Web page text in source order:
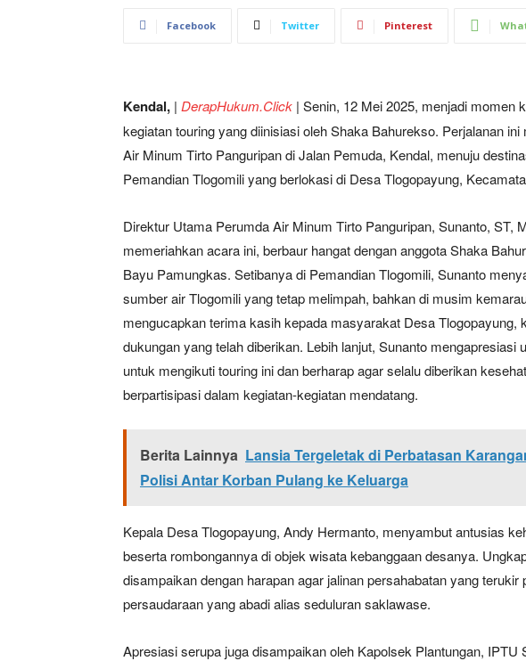
Facebook Twitter Pinterest
Kendal, | DerapHukum.Click | Senin, 12 Mei 2025, menjadi momen
kegiatan touring yang diinisiasi oleh Shaka Bahurekso. Perjalanan
Air Minum Tirto Panguripan di Jalan Pemuda, Kendal, menuju
Pemandian Tlogomili yang berlokasi di Desa Tlogopayung,
Direktur Utama Perumda Air Minum Tirto Panguripan, Sunanto, ST,
memeriahkan acara ini, berbaur hangat dengan anggota Shaka
Bayu Pamungkas. Setibanya di Pemandian Tlogomili, Sunanto
sumber air Tlogomili yang tetap melimpah, bahkan di musim
mengucapkan terima kasih kepada masyarakat Desa Tlogopayung,
dukungan yang telah diberikan. Lebih lanjut, Sunanto mengapresiasi
untuk mengikuti touring ini dan berharap agar selalu diberikan
berpartisipasi dalam kegiatan-kegiatan mendatang.
Berita Lainnya Lansia Tergeletak di Perbatasan
Polisi Antar Korban Pulang ke Keluarga
Kepala Desa Tlogopayung, Andy Hermanto, menyambut antusias
beserta rombongannya di objek wisata kebanggaan desanya.
disampaikan dengan harapan agar jalinan persahabatan yang terukir
persaudaraan yang abadi alias seduluran saklawase.
Apresiasi serupa juga disampaikan oleh Kapolsek Plantungan, IPTU